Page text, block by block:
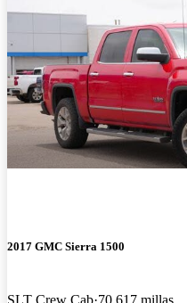
2017 GMC Sierra 1500
SLT Crew Cab 70,617 millas